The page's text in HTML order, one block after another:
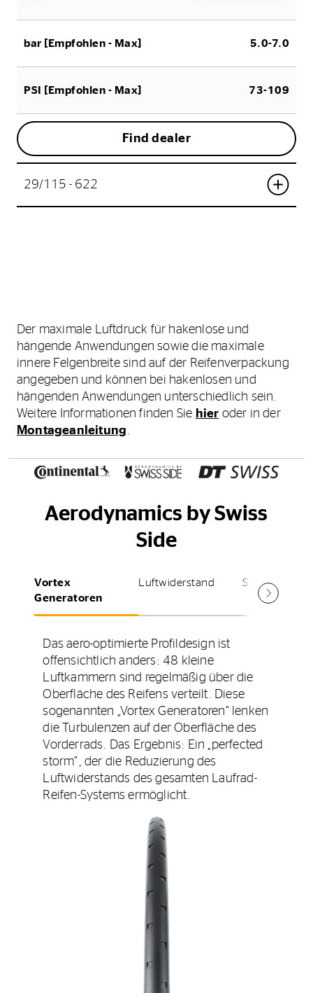
bar [Empfohlen - Max] 5.0-7.0
PSI [Empfohlen - Max] 73-109
Find dealer
29/115 - 622
Der maximale Luftdruck für hakenlose und
hängende Anwendungen sowie die maximale
innere Felgenbreite sind auf der Reifenverpackung
angegeben und können bei hakenlosen und
hängenden Anwendungen unterschiedlich sein.
Weitere Informationen finden Sie hier oder in der
Montageanleitung.
Aerodynamics by Swiss
Side
Vortex
Generatoren
Luftwiderstand Segeleffekt
Das aero-optimierte Profildesign ist
offensichtlich anders: 48 kleine
Luftkammern sind regelmäßig über die
Oberfläche des Reifens verteilt. Diese
sogenannten „Vortex Generatoren“ lenken
die Turbulenzen auf der Oberfläche des
Vorderrads. Das Ergebnis: Ein „perfected
storm”, der die Reduzierung des
Luftwiderstands des gesamten Laufrad-
Reifen-Systems ermöglicht.​